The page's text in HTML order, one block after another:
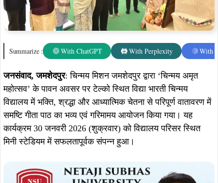
Summarize : With ChatGPT With Perplexity With
जनसंवाद, जमशेदपुर:चिन्मय मिशन जमशेदपुर द्वारा ‘चिन्मय अमृत
महोत्सव’ के पावन अवसर पर टेल्को स्थित विद्या भारती चिन्मय
विद्यालय में भक्ति, श्रद्धा और आध्यात्मिक चेतना से परिपूर्ण वातावरण में
समष्टि गीता पाठ का भव्य एवं गरिमामय आयोजन किया गया। यह
कार्यक्रम 30 जनवरी 2026 (शुक्रवार) को विद्यालय परिसर स्थित
मिनी स्टेडियम में सफलतापूर्वक संपन्न हुआ।